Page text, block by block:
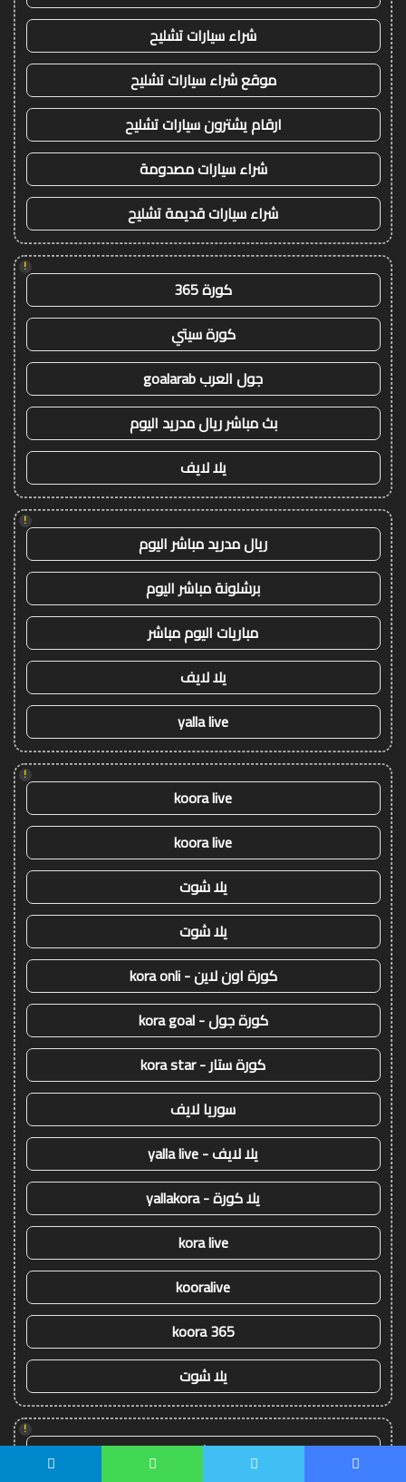
شراء سيارات تشليح
موقع شراء سيارات تشليح
ارقام يشترون سيارات تشليح
شراء سيارات مصدومة
شراء سيارات قديمة تشليح
!
كورة 365
كورة سيتي
جول العرب goalarab
بث مباشر ريال مدريد اليوم
يلا لايف
!
ريال مدريد مباشر اليوم
برشلونة مباشر اليوم
مباريات اليوم مباشر
يلا لايف
yalla live
!
koora live
koora live
يلا شوت
يلا شوت
كورة اون لاين - kora onli
كورة جول - kora goal
كورة ستار - kora star
سوريا لايف
يلا لايف - yalla live
يلا كورة - yallakora
kora live
kooralive
koora 365
يلا شوت
!
يلا شوت